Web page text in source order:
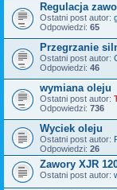
Regulacja
Ostatni post autor:
Odpowiedzi: 65
Przegrzanie
Ostatni post autor:
Odpowiedzi: 46
wymiana oleju
Ostatni post autor:
Odpowiedzi: 736
Wyciek oleju
Ostatni post autor:
Odpowiedzi: 26
Zawory XJR
Ostatni post autor: